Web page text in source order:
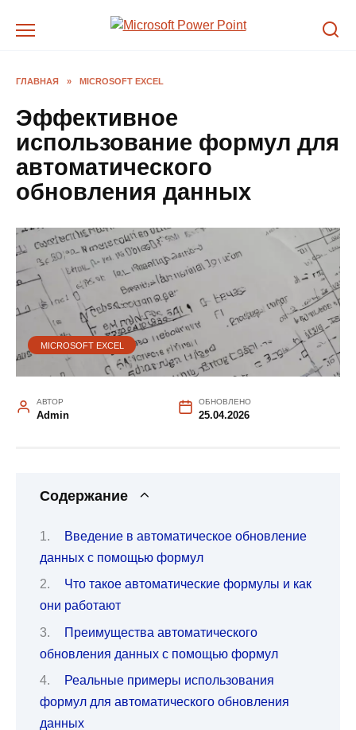
ГЛАВНАЯ » MICROSOFT EXCEL
Эффективное
использование формул для
автоматического
обновления данных
MICROSOFT EXCEL
АВТОР
Admin
ОБНОВЛЕНО
25.04.2026
Содержание
Введение в автоматическое обновление
данных с помощью формул
Что такое автоматические формулы и как
они работают
Преимущества автоматического
обновления данных с помощью формул
Реальные примеры использования
формул для автоматического обновления
данных